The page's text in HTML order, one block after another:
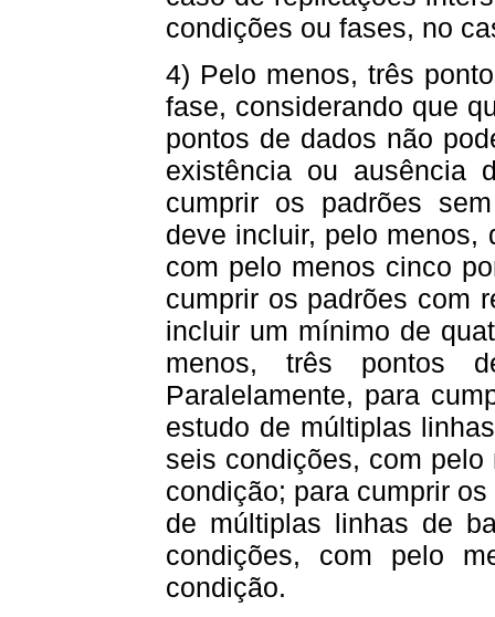
condições ou fases, no
4) Pelo menos, três
fase, considerando que
pontos de dados não
existência ou ausência
cumprir os padrões
deve incluir, pelo menos,
com pelo menos cinco
cumprir os padrões com
incluir um mínimo de
menos, três pontos
Paralelamente, para
estudo de múltiplas
seis condições, com
condição; para cumprir
de múltiplas linhas de
condições, com pelo
condição.